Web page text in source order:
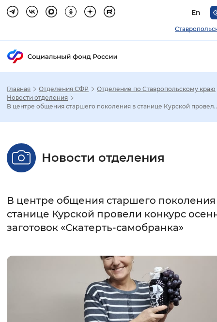
En
Настройка режима отображения
Стандартный Увеличенный
Без засечек
Интервал между буквами
Нормальный Увеличенный
Цвет сайта
Инверсивный
Синий фон
Главная Отделения СФР
Отделение по Ставропольскому краю
Новости отделения
В центре общения старшего поколения в станице Курской
Новости отделения
В центре общения старшего поколения
станице Курской провели конкурс
заготовок «Скатерть-самобранка»